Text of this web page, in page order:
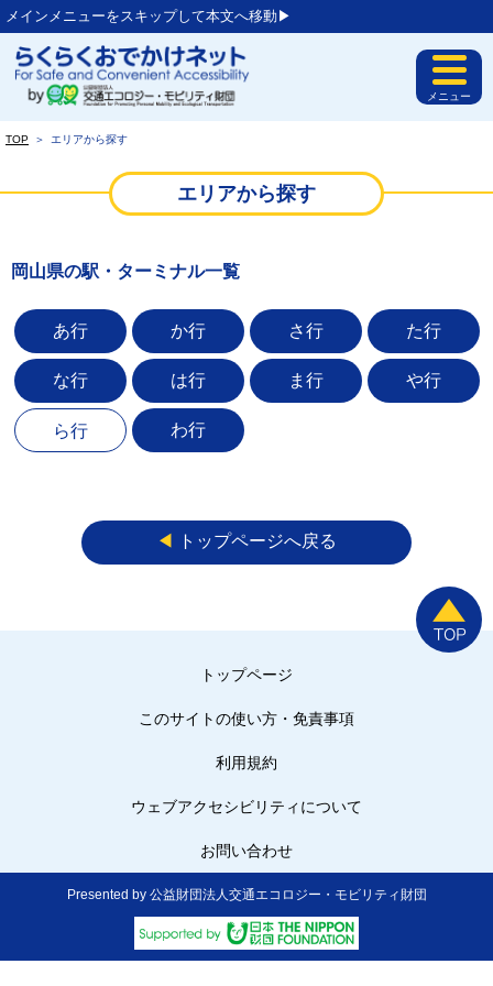
メインメニューをスキップして本文へ移動▶︎
メニュー
TOP ＞ エリアから探す
エリアから探す
岡山県の駅・ターミナル一覧
あ行 か行 さ行 た行
な行 は行 ま行 や行
ら行 わ行
◀︎ トップページへ戻る
トップページ
このサイトの使い方・免責事項
利用規約
ウェブアクセシビリティについて
お問い合わせ
Presented by 公益財団法人交通エコロジー・モビリティ財団